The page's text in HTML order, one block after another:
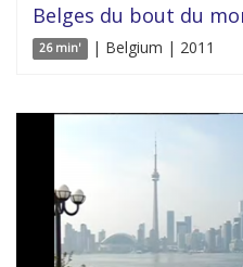
Belges du bout du
26 min' | Belgium | 2011